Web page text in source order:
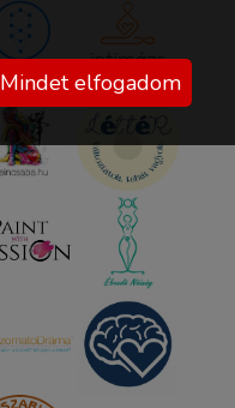
Mindet elfogadom